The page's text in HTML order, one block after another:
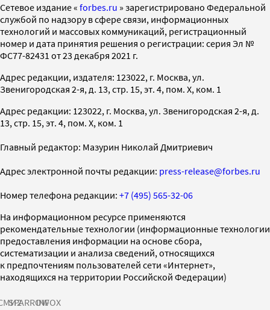
Cетевое издание « forbes.ru » зарегистрировано Федеральной
службой по надзору в сфере связи, информационных
технологий и массовых коммуникаций, регистрационный
номер и дата принятия решения о регистрации: серия Эл №
ФС77-82431 от 23 декабря 2021 г.
Адрес редакции, издателя: 123022, г. Москва, ул.
Звенигородская 2-я, д. 13, стр. 15, эт. 4, пом. X, ком. 1
Адрес редакции: 123022, г. Москва, ул. Звенигородская 2-я, д.
13, стр. 15, эт. 4, пом. X, ком. 1
Главный редактор: Мазурин Николай Дмитриевич
Адрес электронной почты редакции: press-release@forbes.ru
Номер телефона редакции: +7 (495) 565-32-06
На информационном ресурсе применяются
рекомендательные технологии (информационные технологии
предоставления информации на основе сбора,
систематизации и анализа сведений, относящихся
к предпочтениям пользователей сети «Интернет»,
находящихся на территории Российской Федерации)
SPARROWINFOX